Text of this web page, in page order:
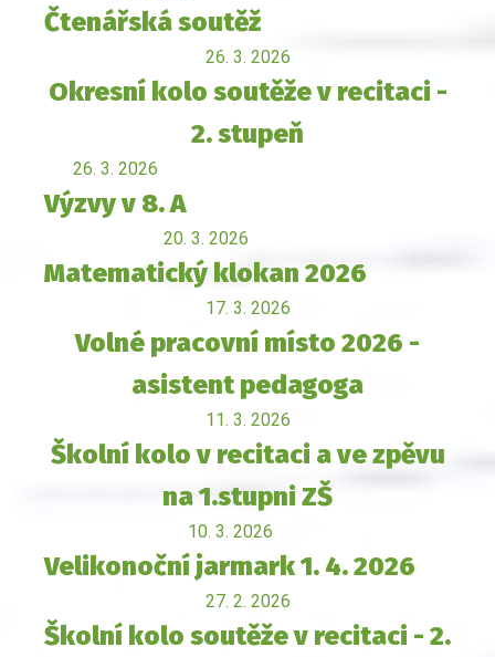
Čtenářská soutěž
26. 3. 2026
Okresní kolo soutěže v recitaci -
2. stupeň
26. 3. 2026
Výzvy v 8. A
20. 3. 2026
Matematický klokan 2026
17. 3. 2026
Volné pracovní místo 2026 -
asistent pedagoga
11. 3. 2026
Školní kolo v recitaci a ve zpěvu
na 1.stupni ZŠ
10. 3. 2026
Velikonoční jarmark 1. 4. 2026
27. 2. 2026
Školní kolo soutěže v recitaci - 2.